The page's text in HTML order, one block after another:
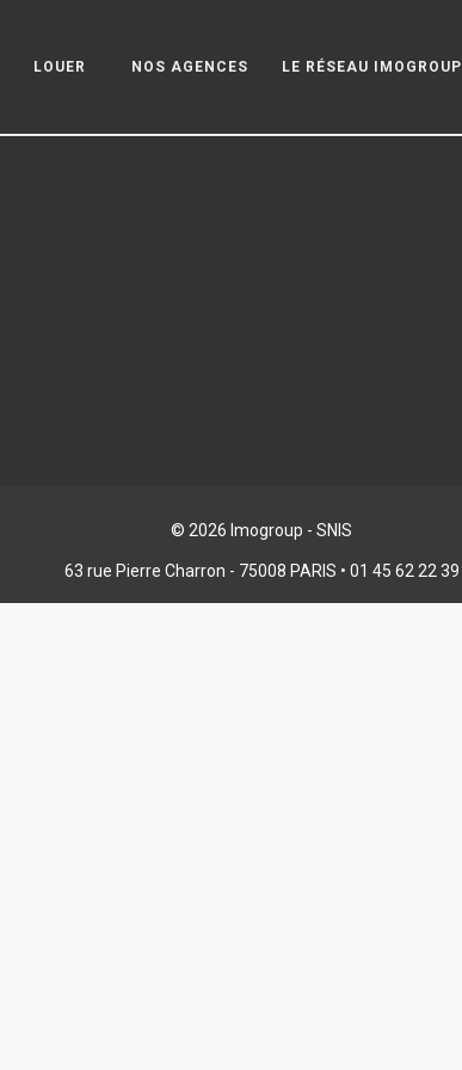
LOUER NOS AGENCES LE RÉSEAU IMOGROUP
© 2026 Imogroup - SNIS
63 rue Pierre Charron - 75008 PARIS • 01 45 62 22 39